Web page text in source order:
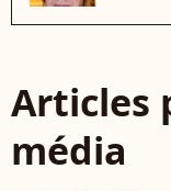
Articles
média